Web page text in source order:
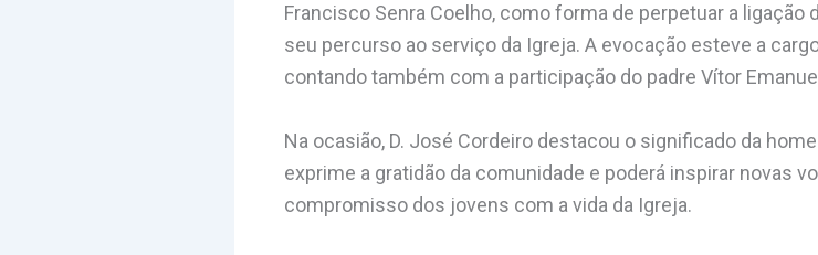
Francisco Senra Coelho, como forma de perpetuar a
seu percurso ao serviço da Igreja. A evocação esteve a
contando também com a participação do padre Vítor
Na ocasião, D. José Cordeiro destacou o significado da
exprime a gratidão da comunidade e poderá inspirar novas
compromisso dos jovens com a vida da Igreja.